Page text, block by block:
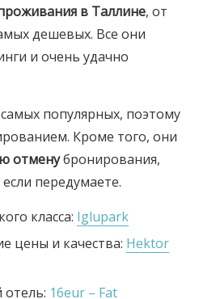
в Таллине, от
дешевых. Все они
и очень удачно
популярных, поэтому
Кроме того, они
отменубронирования,
передумаете.
класса: Iglupark
цены и качества: Hektor
16eur – Fat